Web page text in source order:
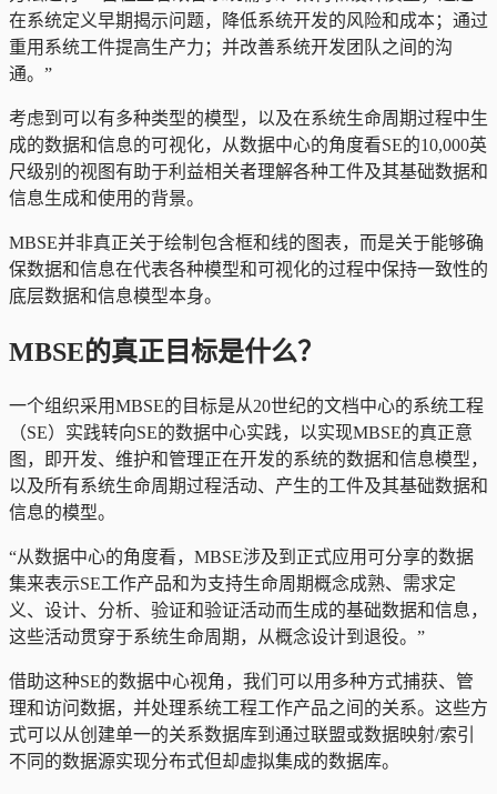
在系统定义早期揭示问题，降低系统开发的风险和成本；通过
重用系统工件提高生产力；并改善系统开发团队之间的沟
通。”
考虑到可以有多种类型的模型，以及在系统生命周期过程中生
成的数据和信息的可视化，从数据中心的角度看SE的10,000英
尺级别的视图有助于利益相关者理解各种工件及其基础数据和
信息生成和使用的背景。
MBSE并非真正关于绘制包含框和线的图表，而是关于能够确
保数据和信息在代表各种模型和可视化的过程中保持一致性的
底层数据和信息模型本身。
MBSE的真正目标是什么？
一个组织采用MBSE的目标是从20世纪的文档中心的系统工程
（SE）实践转向SE的数据中心实践，以实现MBSE的真正意
图，即开发、维护和管理正在开发的系统的数据和信息模型，
以及所有系统生命周期过程活动、产生的工件及其基础数据和
信息的模型。
“从数据中心的角度看，MBSE涉及到正式应用可分享的数据
集来表示SE工作产品和为支持生命周期概念成熟、需求定
义、设计、分析、验证和验证活动而生成的基础数据和信息，
这些活动贯穿于系统生命周期，从概念设计到退役。”
借助这种SE的数据中心视角，我们可以用多种方式捕获、管
理和访问数据，并处理系统工程工作产品之间的关系。这些方
式可以从创建单一的关系数据库到通过联盟或数据映射/索引
不同的数据源实现分布式但却虚拟集成的数据库。